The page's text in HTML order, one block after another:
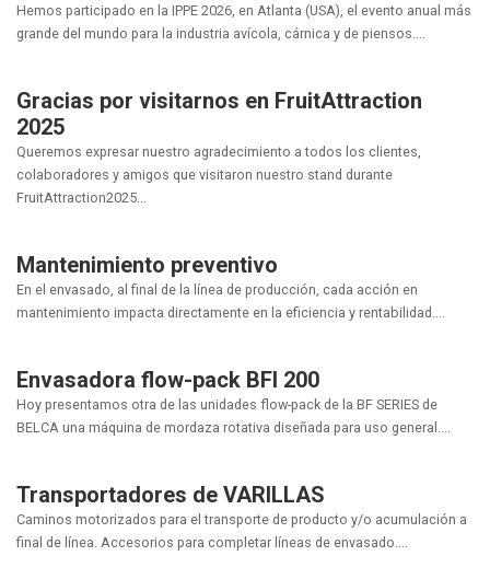
Hemos participado en la IPPE 2026, en Atlanta (USA), el evento anual más
grande del mundo para la industria avícola, cárnica y de piensos....
Gracias por visitarnos en FruitAttraction
2025
Queremos expresar nuestro agradecimiento a todos los clientes,
colaboradores y amigos que visitaron nuestro stand durante
FruitAttraction2025...
Mantenimiento preventivo
En el envasado, al final de la línea de producción, cada acción en
mantenimiento impacta directamente en la eficiencia y rentabilidad....
Envasadora flow-pack BFI 200
Hoy presentamos otra de las unidades flow-pack de la BF SERIES de
BELCA una máquina de mordaza rotativa diseñada para uso general....
Transportadores de VARILLAS
Caminos motorizados para el transporte de producto y/o acumulación a
final de línea. Accesorios para completar líneas de envasado....